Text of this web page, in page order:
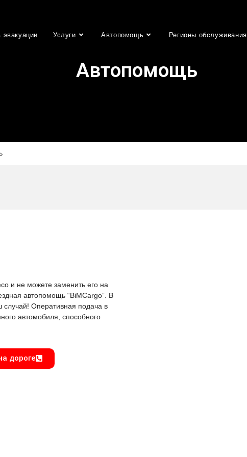
Услуги Автопомощь Регионы обслуживания
Автопомощь
и не можете заменить его на
автопомощь “BiMCargo”. В
Оперативная подача в
автомобиля, способного
дороге